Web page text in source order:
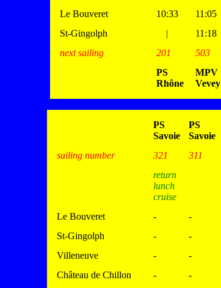
Le Bouveret
10:33 11:05
St-Gingolph
| 11:18
next sailing
201 503
PS
Rhône
MPV
Vevey
PS
Savoie
PS
Savoie
sailing number
321 311
return
lunch
cruise
Le Bouveret
- -
St-Gingolph
- -
Villeneuve
- -
Château de Chillon
- -